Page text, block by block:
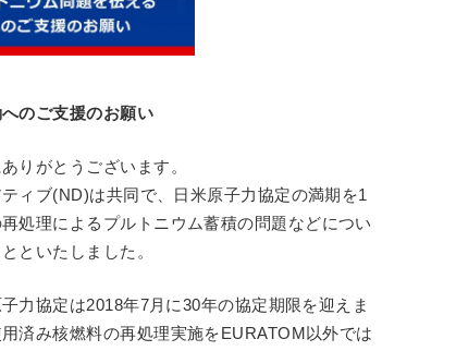
のご支援のお願い
りがとうございます。
ィブ(ND)は共同で、日米原子力協定の満期を1
処理によるプルトニウム蓄積の問題などについ
といたしました。
力協定は2018年7月に30年の協定期限を迎えま
済み核燃料の再処理実施をEURATOM以外では